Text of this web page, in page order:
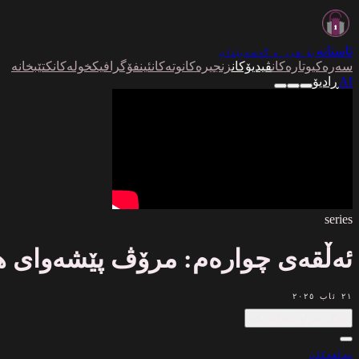
ئاستانە بۆ هزر و گەشەپێدان
سەرەکیوتارەکانڤیدیۆکانزنجیرەکانوتەکانئینفۆگرافیکخولەکانکتێبخانە
AI ڕادیۆ
series
ئەڵقەی چوارەم: مرۆڤ پێشەوای
٢١ ئاب ٢٠٢٥
ئەڵقەکان